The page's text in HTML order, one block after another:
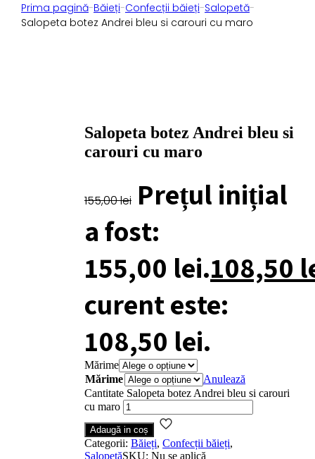
Prima pagină-Băieți-Confecții băieți-Salopetă-
Salopeta botez Andrei bleu si carouri cu maro
Salopeta botez Andrei bleu si
carouri cu maro
155,00lei Prețul inițial
a fost:
155,00 lei.108,50
curent este:
108,50 lei.
Mărime
Mărime
Anulează
Cantitate Salopeta botez Andrei bleu si carouri
cu maro
Adaugă in coș
Categorii: Băieți, Confecții băieți,
SalopetăSKU: Nu se aplică